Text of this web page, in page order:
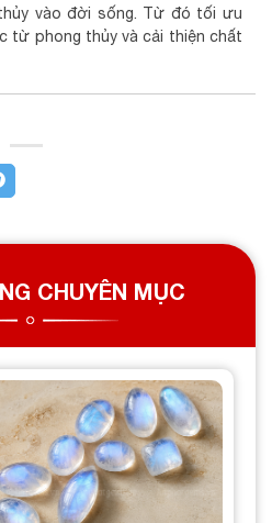
vào đời sống. Từ đó tối ưu
từ phong thủy và cải thiện chất
CHUYÊN MỤC